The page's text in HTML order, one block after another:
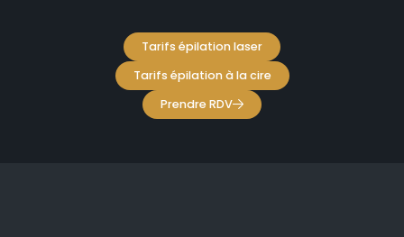
Tarifs épilation laser
Tarifs épilation à la cire
Prendre RDV